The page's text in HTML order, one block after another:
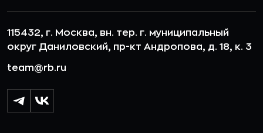
115432, г. Москва, вн. тер. г. муниципальный
округ Даниловский, пр-кт Андропова, д. 18, к. 3
team@rb.ru